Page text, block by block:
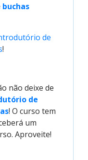
buchas
de
!
não deixe de
de
! O curso tem
um
Aproveite!